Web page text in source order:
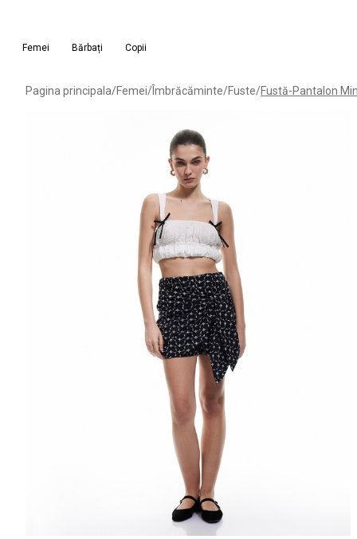
Femei Bărbați Copii
Pagina principala/Femei/Îmbrăcăminte/Fuste/Fustă-Pantalon